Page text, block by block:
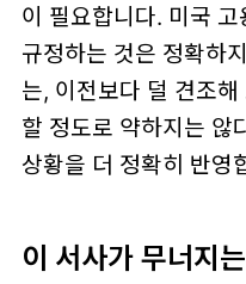
이 필요합니다. 미국 고
규정하는 것은 정확하
는, 이전보다 덜 견조
할 정도로 약하지는 않
상황을 더 정확히 반영
이 서사가 무너지